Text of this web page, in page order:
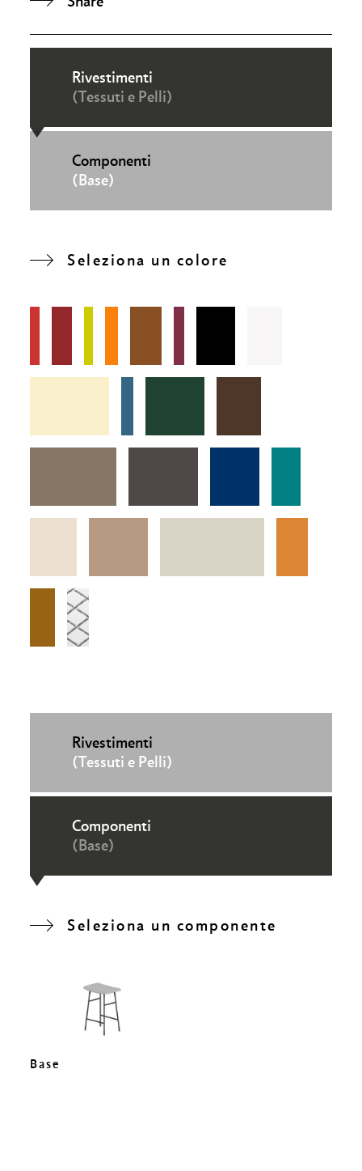
Rivestimenti
(Tessuti e Pelli)
Componenti
(Base)
Seleziona un colore
Rivestimenti
(Tessuti e Pelli)
Componenti
(Base)
Seleziona un componente
Base